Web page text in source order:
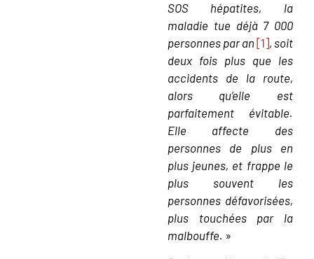
SOS hépatites, la
maladie tue déjà 7 000
personnes par an [1], soit
deux fois plus que les
accidents de la route,
alors qu’elle est
parfaitement évitable.
Elle affecte des
personnes de plus en
plus jeunes, et frappe le
plus souvent les
personnes défavorisées,
plus touchées par la
malbouffe. »